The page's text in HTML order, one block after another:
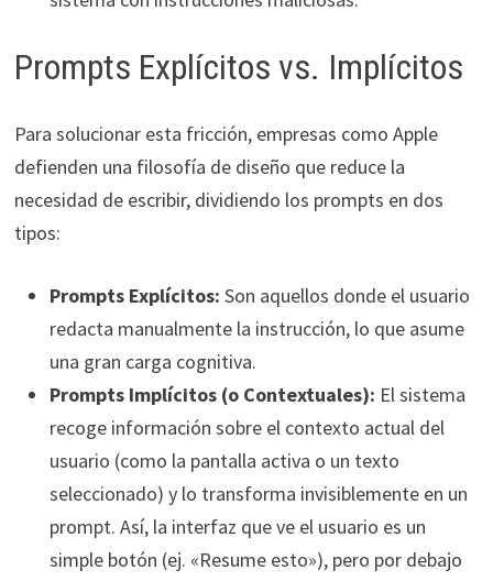
Prompts Explícitos vs. Implícitos
Para solucionar esta fricción, empresas como Apple
defienden una filosofía de diseño que reduce la
necesidad de escribir, dividiendo los prompts en dos
tipos:
Prompts Explícitos: Son aquellos donde el usuario
redacta manualmente la instrucción, lo que asume
una gran carga cognitiva.
Prompts Implícitos (o Contextuales): El sistema
recoge información sobre el contexto actual del
usuario (como la pantalla activa o un texto
seleccionado) y lo transforma invisiblemente en un
prompt. Así, la interfaz que ve el usuario es un
simple botón (ej. «Resume esto»), pero por debajo